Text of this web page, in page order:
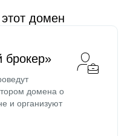
домен
брокер»
домена о
и организуют